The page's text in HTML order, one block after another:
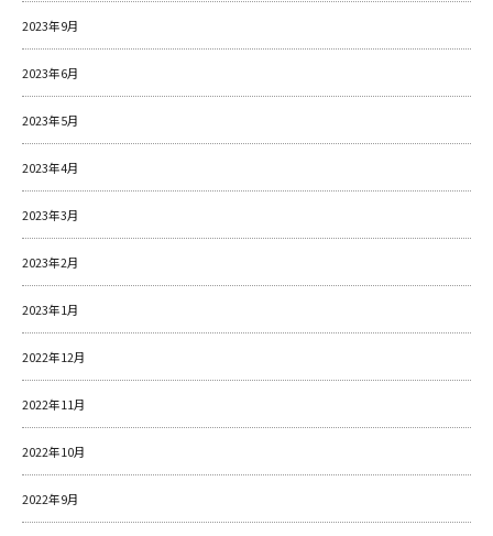
2023年9月
2023年6月
2023年5月
2023年4月
2023年3月
2023年2月
2023年1月
2022年12月
2022年11月
2022年10月
2022年9月